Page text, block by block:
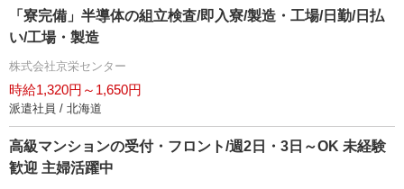
「寮完備」半導体の組立検査/即入寮/製造・工場/日勤/日払
い/工場・製造
株式会社京栄センター
時給1,320円～1,650円
派遣社員 / 北海道
高級マンションの受付・フロント/週2日・3日～OK 未経験
歓迎 主婦活躍中